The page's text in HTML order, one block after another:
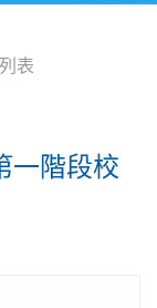
表
一階段校